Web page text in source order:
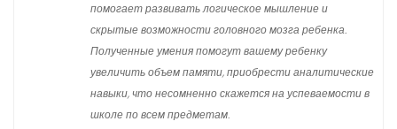
помогает развивать логическое мышление и
скрытые возможности головного мозга ребенка.
Полученные умения помогут вашему ребенку
увеличить объем памяти, приобрести аналитические
навыки, что несомненно скажется на успеваемости в
школе по всем предметам.